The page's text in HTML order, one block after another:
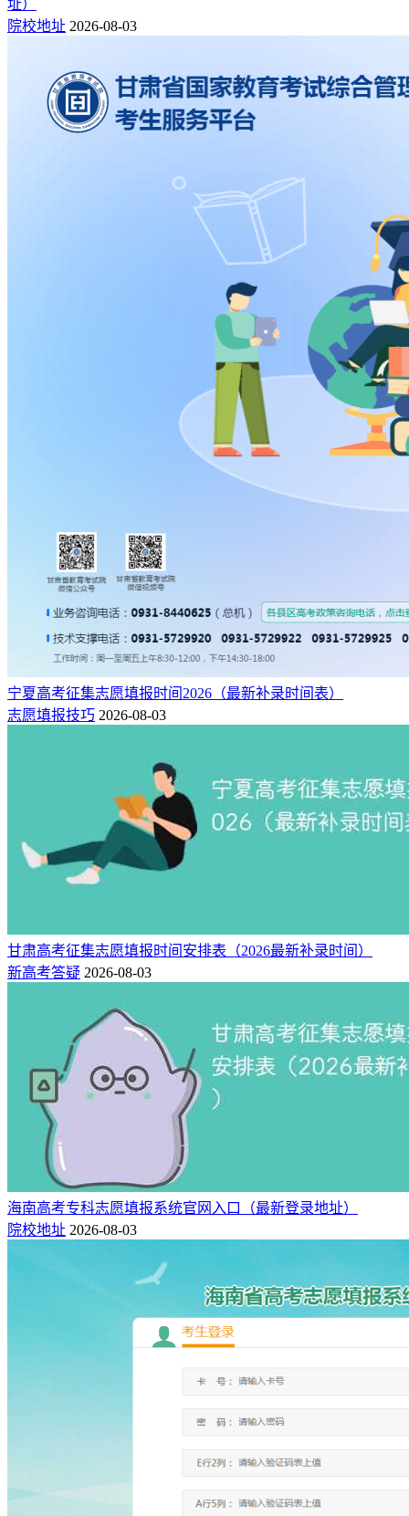
址）
院校地址 2026-08-03
宁夏高考征集志愿填报时间2026（最新补录时间表）
志愿填报技巧 2026-08-03
甘肃高考征集志愿填报时间安排表（2026最新补录时间）
新高考答疑 2026-08-03
海南高考专科志愿填报系统官网入口（最新登录地址）
院校地址 2026-08-03